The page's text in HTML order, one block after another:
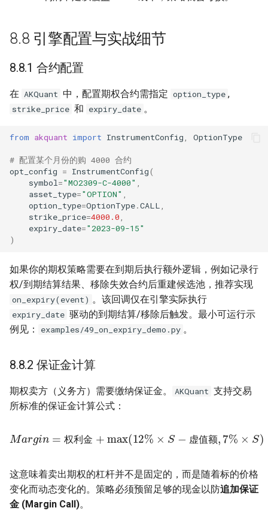
8.8 引擎配置与实战细节
8.8.1 合约配置
在 AKQuant 中，配置期权合约需指定 option_type ,
strike_price 和 expiry_date 。
from akquant import InstrumentConfig, OptionType
# 配置某个月份的购 4000 合约
opt_config = InstrumentConfig(
symbol="MO2309-C-4000" ,
asset_type="OPTION" ,
option_type=OptionType.CALL,
strike_price=4000.0,
expiry_date="2023-09-15"
)
如果你的期权策略需要在到期后执行额外逻辑，例如记录行
权/到期结算结果、移除失效合约后重建候选池，推荐实现
on_expiry(event) 。该回调仅在引擎实际执行
expiry_date 驱动的到期结算/移除后触发。最小可运行示
例见：
examples/49_on_expiry_demo.py 。
8.8.2 保证金计算
期权卖方（义务方）需要缴纳保证金。 AKQuant 支持交易
所标准的保证金计算公式：
权利 金 虚值额
权
利 虚
Margin =权利金 + max(12%×S 虚值额,7 %×S)
这意味着卖出期权的杠杆并不是固定的，而是随着标的价格
变化而动态变化的。策略必须预留足够的现金以防追加保证
金 (Margin Call)。